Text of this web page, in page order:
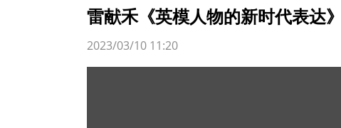
雷献禾《英模人物的新时代表达》
2023/03/10 11:20